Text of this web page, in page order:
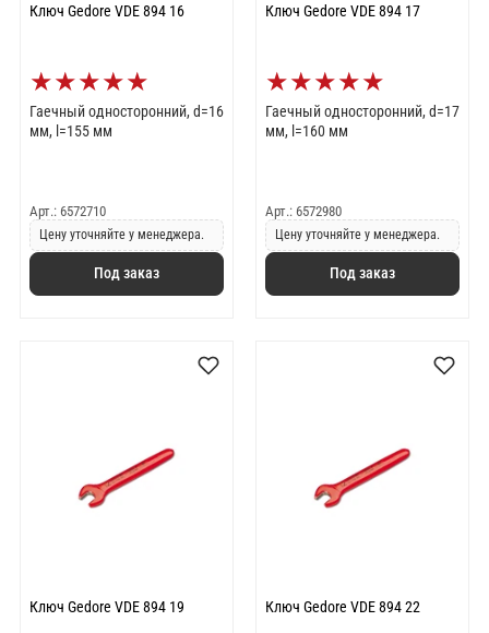
Ключ Gedore VDE 894 16
★★★★★
Гаечный односторонний, d=16
мм, l=155 мм
Арт.: 6572710
Цену уточняйте у менеджера.
Под заказ
Ключ Gedore VDE 894 17
★★★★★
Гаечный односторонний, d=17
мм, l=160 мм
Арт.: 6572980
Цену уточняйте у менеджера.
Под заказ
Ключ Gedore VDE 894 19 Ключ Gedore VDE 894 22